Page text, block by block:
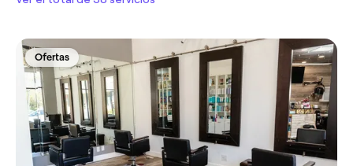
Ofertas